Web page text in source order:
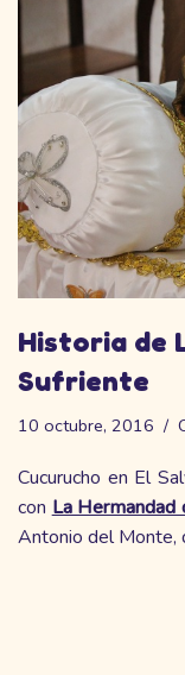
Historia de
Sufriente
10 octubre, 2016
Cucurucho en El
con La Hermandad
Antonio del Monte,